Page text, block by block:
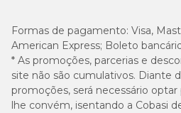
Formas de pagamento: Visa,
American Express; Boleto
* As promoções, parcerias e
site não são cumulativos. Diante
promoções, será necessário
lhe convém, isentando a Cobasi